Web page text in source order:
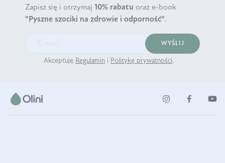
Zapisz się i otrzymaj 10% rabatu oraz e-book
"Pyszne szociki na zdrowie i odporność".
WYŚLIJ
Akceptuję Regulamin i Politykę prywatności.